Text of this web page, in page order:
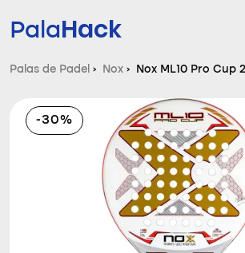
PalaHack
Palas de Padel
Consultorio
Comparador
Palas de Padel › Nox › Nox ML10 Pro Cup
-30%